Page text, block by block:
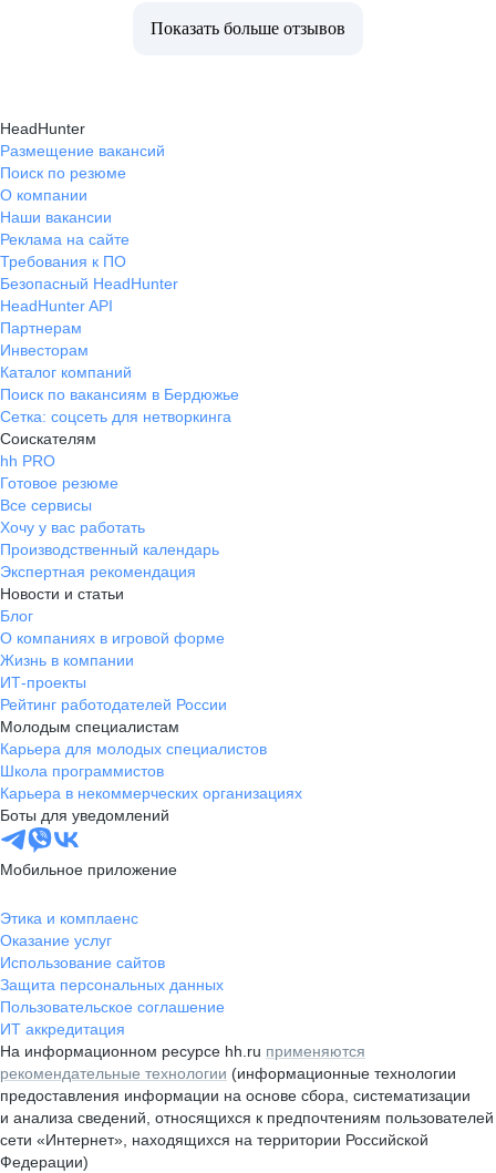
Показать больше отзывов
HeadHunter
Размещение вакансий
Поиск по резюме
О компании
Наши вакансии
Реклама на сайте
Требования к ПО
Безопасный HeadHunter
HeadHunter API
Партнерам
Инвесторам
Каталог компаний
Поиск по вакансиям в Бердюжье
Сетка: соцсеть для нетворкинга
Соискателям
hh PRO
Готовое резюме
Все сервисы
Хочу у вас работать
Производственный календарь
Экспертная рекомендация
Новости и статьи
Блог
О компаниях в игровой форме
Жизнь в компании
ИТ-проекты
Рейтинг работодателей России
Молодым специалистам
Карьера для молодых специалистов
Школа программистов
Карьера в некоммерческих организациях
Боты для уведомлений
Мобильное приложение
Этика и комплаенс
Оказание услуг
Использование сайтов
Защита персональных данных
Пользовательское соглашение
ИТ аккредитация
На информационном ресурсе hh.ru применяются
рекомендательные технологии (информационные технологии
предоставления информации на основе сбора, систематизации
и анализа сведений, относящихся к предпочтениям пользователей
сети «Интернет», находящихся на территории Российской
Федерации)